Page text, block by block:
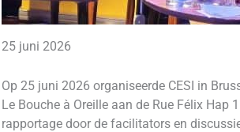
25 juni 2026
Op 25 juni 2026 organiseerde CESI in
Le Bouche à Oreille aan de Rue Félix
rapportage door de facilitators en